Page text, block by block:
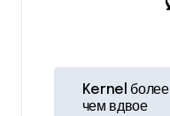
Kernel более
чем вдвое